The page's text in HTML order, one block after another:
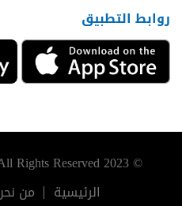
روابط التطبيق
© 2023 The Monthly Magazine. All Rights Reserved.
الرئيسية
من